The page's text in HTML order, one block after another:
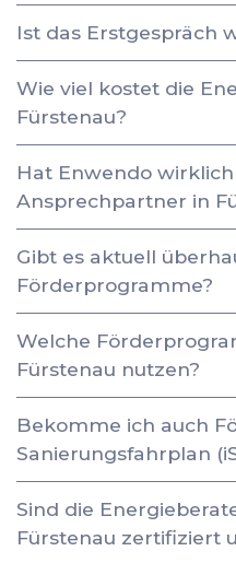
Ist das Erstgespräch
Wie viel kostet die
Fürstenau?
Hat Enwendo
Ansprechpartner in
Gibt es aktuell
Förderprogramme?
Welche
Fürstenau nutzen?
Bekomme ich auch
Sanierungsfahrplan
Sind die
Fürstenau zertifiziert